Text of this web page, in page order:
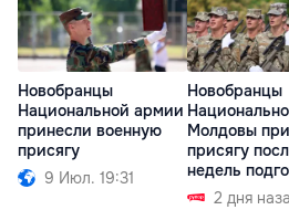
Новобранцы
Национальной армии
принесли военную
присягу
9 Июл. 19:31
Новобранцы
Молдовы
присягу
недель
2 дня